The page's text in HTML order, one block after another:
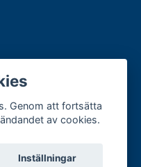
Genom att fortsätta
av cookies.
Inställningar